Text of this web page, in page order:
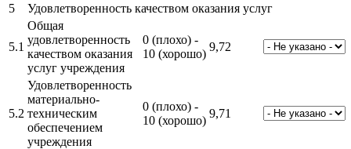
5 Удовлетворенность качеством оказания услуг
5.1
Общая
удовлетворенность
качеством оказания
услуг учреждения
0 (плохо) -
10 (хорошо)
9,72
5.2
Удовлетворенность
материально-
техническим
обеспечением
учреждения
0 (плохо) -
10 (хорошо)
9,71